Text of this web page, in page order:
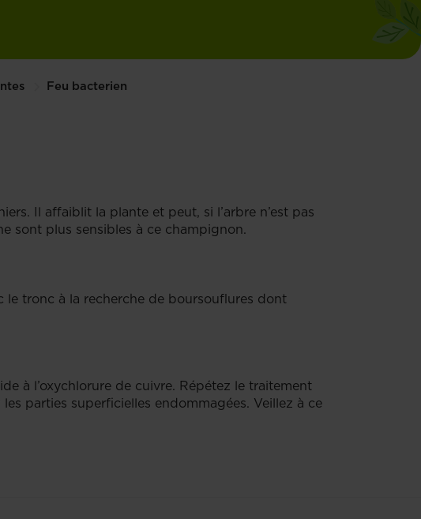
Feu bacterien
Il affaiblit la plante et peut, si l’arbre n’est pas
sont plus sensibles à ce champignon.
le tronc à la recherche de boursouflures dont
à l’oxychlorure de cuivre. Répétez le traitement
parties superficielles endommagées. Veillez à ce